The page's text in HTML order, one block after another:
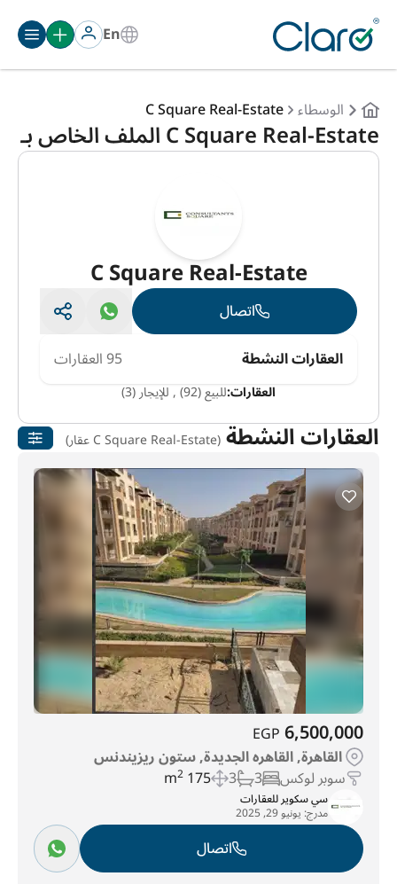
En
الوسطاء C Square Real-Estate
C Square Real-Estate الملف الخاص بـ
العقارات النشطة(C Square Real-Estate عقار)
6,500,000
EGP
القاهرة, القاهره الجديدة, ستون ريزيندنس
سوبر لوكس 3
3
175 m
2
سي سكوير للعقارات
مدرج: يونيو 29, 2025
اتصال
C Square Real-Estate
اتصال
العقارات النشطة
95 العقارات
العقارات:للبيع (92) ,للإيجار (3)